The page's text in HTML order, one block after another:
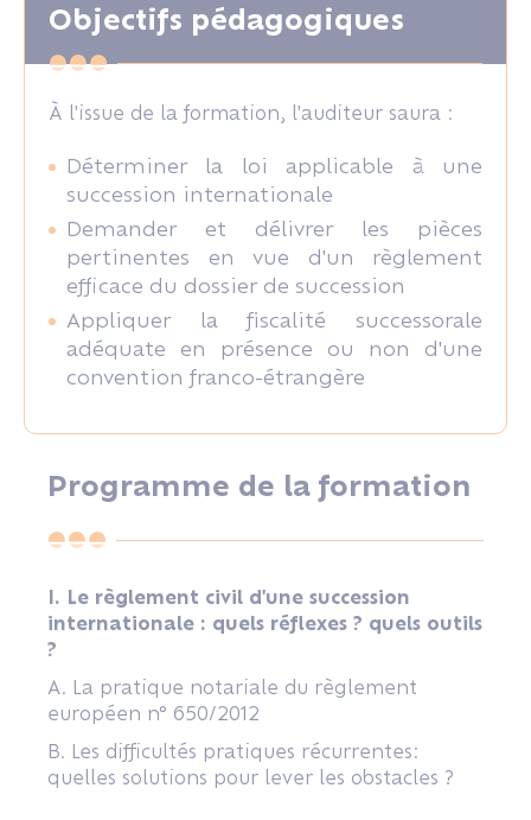
Objectifs pédagogiques
À l'issue de la formation, l'auditeur saura :
Déterminer la loi applicable à une
succession internationale
Demander et délivrer les pièces
pertinentes en vue d'un règlement
efficace du dossier de succession
Appliquer la fiscalité successorale
adéquate en présence ou non d'une
convention franco-étrangère
Programme de la formation
I. Le règlement civil d'une succession
internationale : quels réflexes ? quels outils
?
A. La pratique notariale du règlement
européen n° 650/2012
B. Les difficultés pratiques récurrentes:
quelles solutions pour lever les obstacles ?